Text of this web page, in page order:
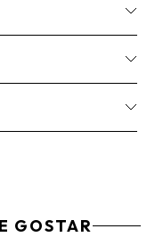
GOSTAR